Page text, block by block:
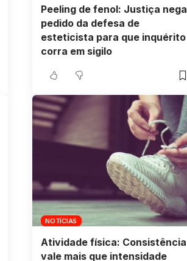
Peeling de fenol: Justiça nega
pedido da defesa de
esteticista para que inquérito
corra em sigilo
NOTÍCIAS
Atividade física: Consistência
vale mais que intensidade